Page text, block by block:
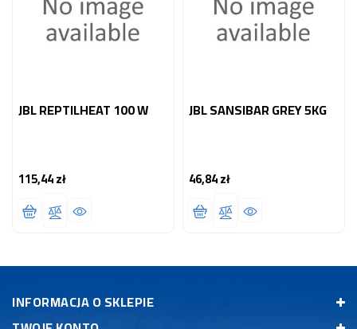
JBL REPTILHEAT 100 W
115,44 złCena
JBL SANSIBAR GREY 5KG
46,84 złCena
INFORMACJA O SKLEPIE